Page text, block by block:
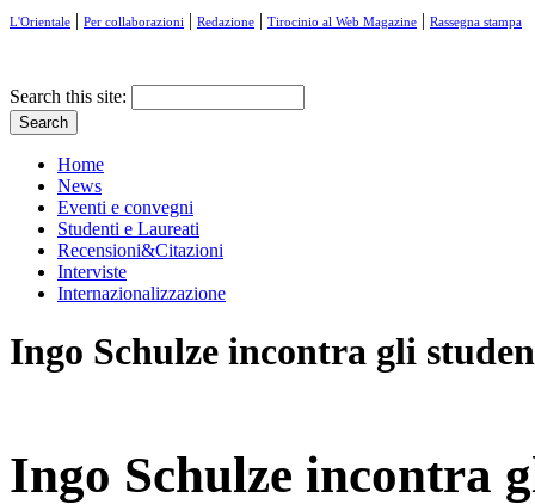
L'Orientale | Per collaborazioni | Redazione | Tirocinio al Web Magazine | Rassegna stampa
Search this site:
Home
News
Eventi e convegni
Studenti e Laureati
Recensioni&Citazioni
Interviste
Internazionalizzazione
Ingo Schulze incontra gli
Ingo Schulze incontra